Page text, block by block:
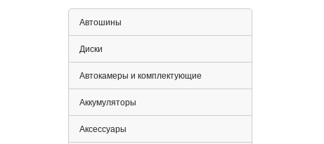
Автошины
Диски
Автокамеры и комплектующие
Аккумуляторы
Аксессуары